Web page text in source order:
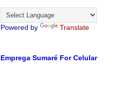
Powered by Translate
Emprega Sumaré For Celular